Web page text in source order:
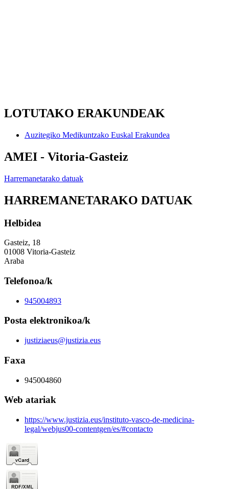
LOTUTAKO ERAKUNDEAK
Auzitegiko Medikuntzako Euskal Erakundea
AMEI - Vitoria-Gasteiz
Harremanetarako datuak
HARREMANETARAKO DATUAK
Helbidea
Gasteiz, 18
01008 Vitoria-Gasteiz
Araba
Telefonoa/k
945004893
Posta elektronikoa/k
justiziaeus@justizia.eus
Faxa
945004860
Web atariak
https://www.justizia.eus/instituto-vasco-de-medicina-
legal/webjus00-contentgen/es/#contacto